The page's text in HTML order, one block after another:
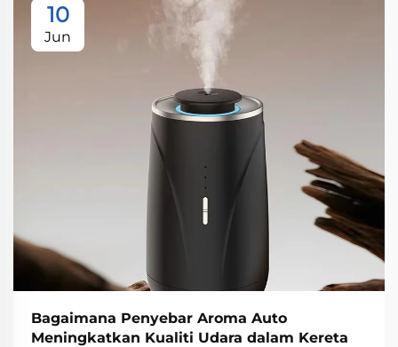
10
Jun
Bagaimana Penyebar Aroma Auto
Meningkatkan Kualiti Udara dalam Kereta